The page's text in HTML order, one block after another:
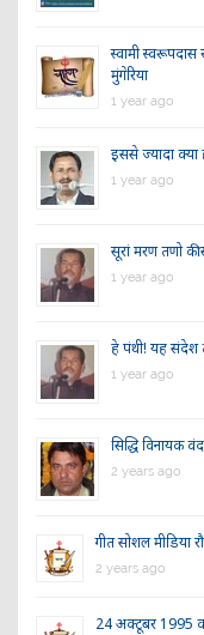
स्वामी
मुंगेरिया
1 year ago
इससे ज्यादा क्या
1 year ago
सूरां मरण तणो की
1 year ago
हे पंथी! यह संदेश
1 year ago
सिद्धि विनायक
2 years ago
गीत सोशल मीडिया
2 years ago
24 अक्टूबर 1995